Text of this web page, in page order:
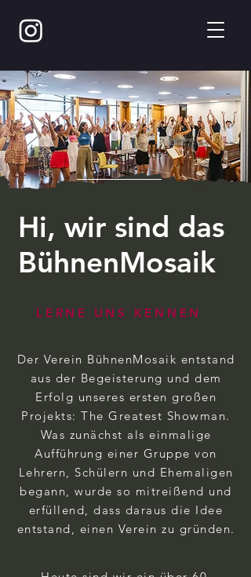
Hi, wir sind das
BühnenMosaik
LERNE UNS KENNEN
Der Verein BühnenMosaik entstand
aus der Begeisterung und dem
Erfolg unseres ersten großen
Projekts: The Greatest Showman.
Was zunächst als einmalige
Aufführung einer Gruppe von
Lehrern, Schülern und Ehemaligen
begann, wurde so mitreißend und
erfüllend, dass daraus die Idee
entstand, einen Verein zu gründen.